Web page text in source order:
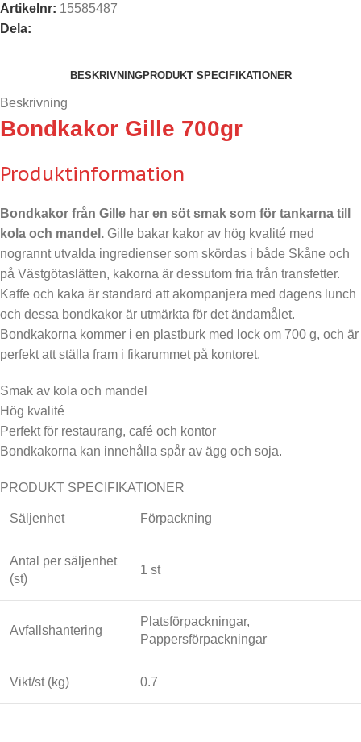
Artikelnr: 15585487
Dela:
BESKRIVNINGPRODUKT SPECIFIKATIONER
Beskrivning
Bondkakor Gille 700gr
Produktinformation
Bondkakor från Gille har en söt smak som för tankarna till
kola och mandel. Gille bakar kakor av hög kvalité med
nogrannt utvalda ingredienser som skördas i både Skåne och
på Västgötaslätten, kakorna är dessutom fria från transfetter.
Kaffe och kaka är standard att akompanjera med dagens lunch
och dessa bondkakor är utmärkta för det ändamålet.
Bondkakorna kommer i en plastburk med lock om 700 g, och är
perfekt att ställa fram i fikarummet på kontoret.
Smak av kola och mandel
Hög kvalité
Perfekt för restaurang, café och kontor
Bondkakorna kan innehålla spår av ägg och soja.
PRODUKT SPECIFIKATIONER
Säljenhet Förpackning
Antal per säljenhet
(st)
1 st
Avfallshantering
Platsförpackningar,
Pappersförpackningar
Vikt/st (kg) 0.7